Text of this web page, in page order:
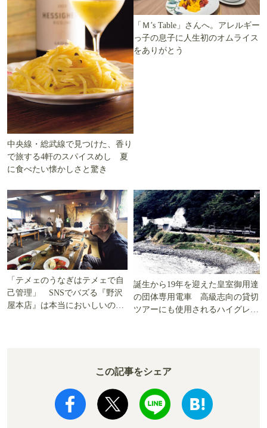
中央線・総武線で見つけた、香り
で旅する4軒のスパイスめし 夏
に食べたい懐かしさと驚き
「Ｍ’s Table」さんへ。アレルギー
っ子の息子に人生初のオムライス
をありがとう
「テメェのうなぎはテメェで自
己管理」 SNSでバズる『野沢
屋本店』は本当においしいの
誕生から19年を迎えた皇室御用達
の団体専用電車 高級志向の貸切
ツアーにも使用されるハイグレー
この記事をシェア